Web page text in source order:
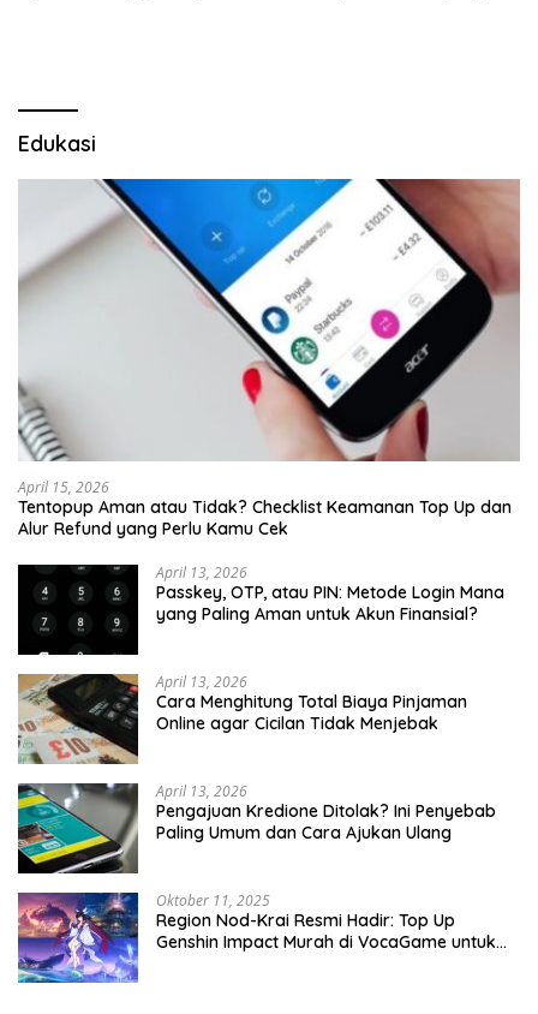
Edukasi
April 15, 2026
Tentopup Aman atau Tidak? Checklist Keamanan Top Up dan
Alur Refund yang Perlu Kamu Cek
April 13, 2026
Passkey, OTP, atau PIN: Metode Login Mana
yang Paling Aman untuk Akun Finansial?
April 13, 2026
Cara Menghitung Total Biaya Pinjaman
Online agar Cicilan Tidak Menjebak
April 13, 2026
Pengajuan Kredione Ditolak? Ini Penyebab
Paling Umum dan Cara Ajukan Ulang
Oktober 11, 2025
Region Nod-Krai Resmi Hadir: Top Up
Genshin Impact Murah di VocaGame untuk